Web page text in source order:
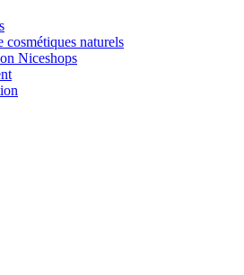
naturels
Niceshops